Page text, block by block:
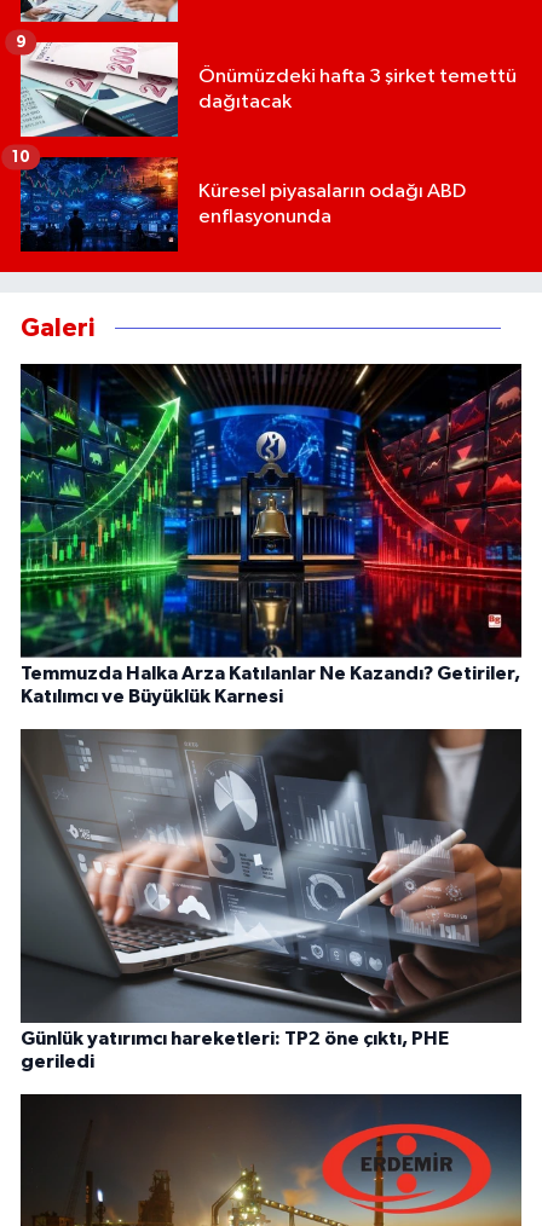
Önümüzdeki hafta 3 şirket temettü
dağıtacak
9
Küresel piyasaların odağı ABD
enflasyonunda
10
Galeri
Temmuzda Halka Arza Katılanlar Ne Kazandı? Getiriler,
Katılımcı ve Büyüklük Karnesi
Günlük yatırımcı hareketleri: TP2 öne çıktı, PHE
geriledi